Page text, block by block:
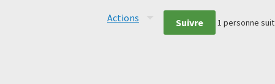
Actions Suivre 1 personne suit